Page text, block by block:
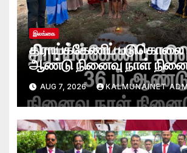
இலங்கை
திராய்க்கேணிப் படுகொலை
ஆண்டு நினைவு நாள்
AUG 7, 2026 KALMUNAINET